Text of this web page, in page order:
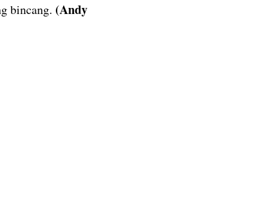
bincang. (Andy